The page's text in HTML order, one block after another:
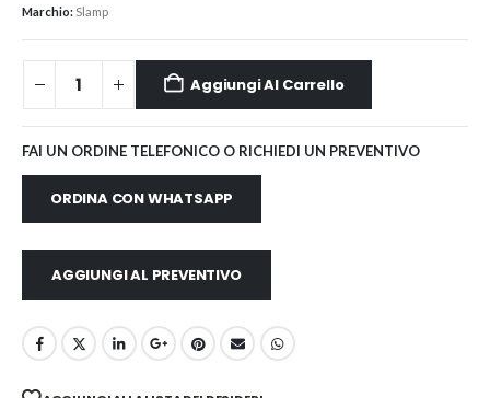
Marchio: Slamp
Aggiungi Al Carrello
FAI UN ORDINE TELEFONICO O RICHIEDI UN PREVENTIVO
ORDINA CON WHATSAPP
AGGIUNGI AL PREVENTIVO